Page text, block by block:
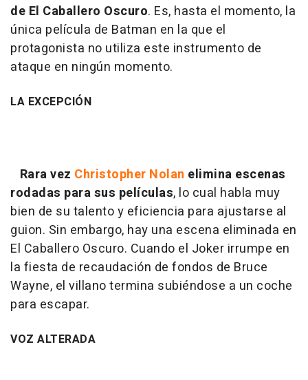
de El Caballero Oscuro. Es, hasta el momento, la
única película de Batman en la que el
protagonista no utiliza este instrumento de
ataque en ningún momento.
LA EXCEPCIÓN
Rara vez Christopher Nolan elimina escenas
rodadas para sus películas, lo cual habla muy
bien de su talento y eficiencia para ajustarse al
guion. Sin embargo, hay una escena eliminada en
El Caballero Oscuro. Cuando el Joker irrumpe en
la fiesta de recaudación de fondos de Bruce
Wayne, el villano termina subiéndose a un coche
para escapar.
VOZ ALTERADA